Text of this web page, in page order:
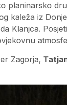
planinarsko
kaleža iz
Klanjca.
Zagorja,